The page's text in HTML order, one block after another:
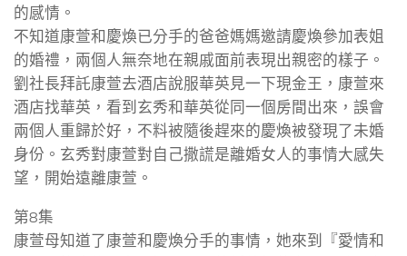
的感情。
不知道康萱和慶煥已分手的爸爸媽媽邀請慶煥參加表姐
的婚禮，兩個人無奈地在親戚面前表現出親密的樣子。
劉社長拜託康萱去酒店說服華英見一下現金王，康萱來
酒店找華英，看到玄秀和華英從同一個房間出來，誤會
兩個人重歸於好，不料被隨後趕來的慶煥被發現了未婚
身份。玄秀對康萱對自己撒謊是離婚女人的事情大感失
望，開始遠離康萱。
第8集
康萱母知道了康萱和慶煥分手的事情，她來到『愛情和